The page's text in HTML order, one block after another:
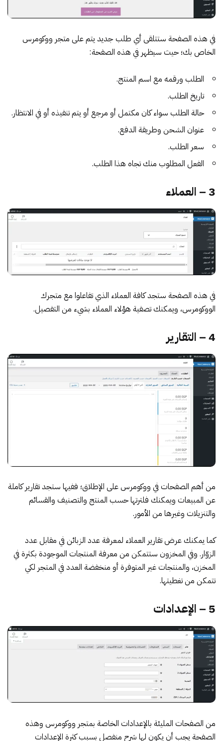
في هذه الصفحة ستتلقى أي طلب جديد يتم على متجر ووكومرس
الخاص بك؛ حيث سيظهر في هذه الصفحة:
الطلب ورقمه مع اسم المنتج.
تاريخ الطلب.
حالة الطلب سواء كان مكتمل أو مرجع أو يتم تنفيذه أو في الانتظار.
عنوان الشحن وطريقة الدفع.
سعر الطلب.
الفعل المطلوب منك تجاه هذا الطلب.
3 – العملاء
في هذه الصفحة ستجد كافة العملاء الذي تفاعلوا مع متجرك
الووكومرس، ويمكنك تصفية هؤلاء العملاء بشيء من التفصيل.
4 – التقارير
من أهم الصفحات في ووكومرس على الإطلاق؛ ففيها ستجد تقارير كاملة
عن المبيعات ويمكنك فلترتها حسب المنتج والتصنيف والقسائم
والتنزيلات وغيرها من الأمور.
كما يمكنك عرض تقارير العملاء لمعرفة عدد الزبائن في مقابل عدد
الزوّار. وفي المخزون ستتمكن من معرفة المنتجات الموجودة بكثرة في
المخزن، والمنتجات غير المتوفرة أو منخفضة العدد في المتجر لكي
تتمكن من تغطيتها.
5 – الإعدادات
من الصفحات المليئة بالإعدادات الخاصة بمتجر ووكومرس وهذه
الصفحة يجب أن يكون لها شرح منفصل بسبب كثرة الإعدادات